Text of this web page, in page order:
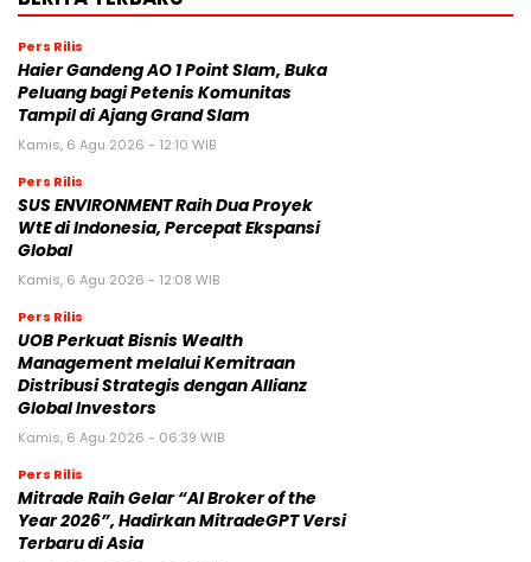
Pers Rilis
Haier Gandeng AO 1 Point Slam, Buka
Peluang bagi Petenis Komunitas
Tampil di Ajang Grand Slam
Kamis, 6 Agu 2026 - 12:10 WIB
Pers Rilis
SUS ENVIRONMENT Raih Dua Proyek
WtE di Indonesia, Percepat Ekspansi
Global
Kamis, 6 Agu 2026 - 12:08 WIB
Pers Rilis
UOB Perkuat Bisnis Wealth
Management melalui Kemitraan
Distribusi Strategis dengan Allianz
Global Investors
Kamis, 6 Agu 2026 - 06:39 WIB
Pers Rilis
Mitrade Raih Gelar “AI Broker of the
Year 2026”, Hadirkan MitradeGPT Versi
Terbaru di Asia